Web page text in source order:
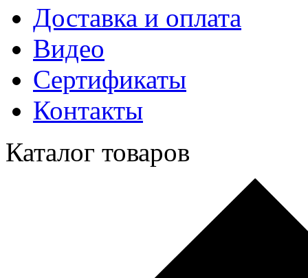
Доставка и оплата
Видео
Сертификаты
Контакты
Каталог товаров